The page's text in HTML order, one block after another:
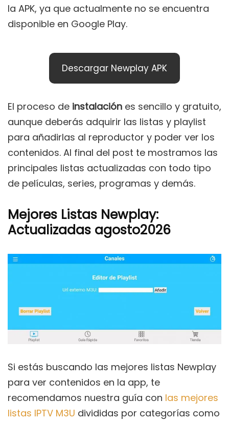
la APK, ya que actualmente no se encuentra
disponible en Google Play.
Descargar Newplay APK
El proceso de instalación es sencillo y gratuito,
aunque deberás adquirir las listas y playlist
para añadirlas al reproductor y poder ver los
contenidos. Al final del post te mostramos las
principales listas actualizadas con todo tipo
de películas, series, programas y demás.
Mejores Listas Newplay:
Actualizadas agosto2026
Si estás buscando las mejores listas Newplay
para ver contenidos en la app, te
recomendamos nuestra guía con las mejores
listas IPTV M3U divididas por categorías como